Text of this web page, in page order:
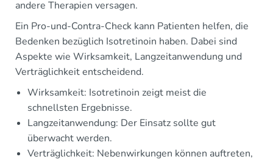
andere Therapien versagen.
Ein Pro-und-Contra-Check kann Patienten helfen, die
Bedenken bezüglich Isotretinoin haben. Dabei sind
Aspekte wie Wirksamkeit, Langzeitanwendung und
Verträglichkeit entscheidend.
Wirksamkeit: Isotretinoin zeigt meist die
schnellsten Ergebnisse.
Langzeitanwendung: Der Einsatz sollte gut
überwacht werden.
Verträglichkeit: Nebenwirkungen können auftreten,